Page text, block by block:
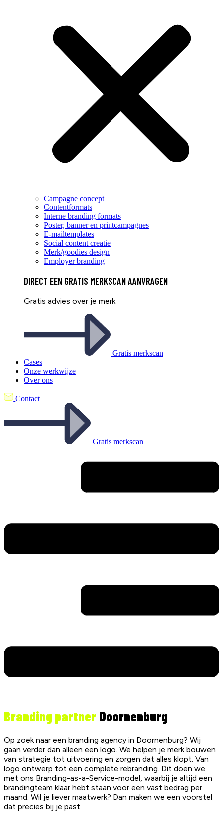
Campagne concept
Contentformats
Interne branding formats
Poster, banner en printcampagnes
E-mailtemplates
Social content creatie
Merk/goodies design
Employer branding
DIRECT EEN GRATIS MERKSCAN AANVRAGEN
Gratis advies over je merk
Gratis merkscan
Cases
Onze werkwijze
Over ons
Contact
Gratis merkscan
Branding partner Doornenburg
Op zoek naar een branding agency in Doornenburg? Wij
gaan verder dan alleen een logo. We helpen je merk bouwen
van strategie tot uitvoering en zorgen dat alles klopt. Van
logo ontwerp tot een complete rebranding. Dit doen we
met ons Branding-as-a-Service-model, waarbij je altijd een
brandingteam klaar hebt staan voor een vast bedrag per
maand. Wil je liever maatwerk? Dan maken we een voorstel
dat precies bij je past.